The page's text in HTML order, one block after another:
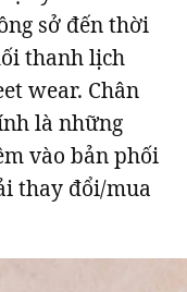
sở đến thời
thanh lịch
wear. Chân
là những
vào bản phối
thay đổi/mua